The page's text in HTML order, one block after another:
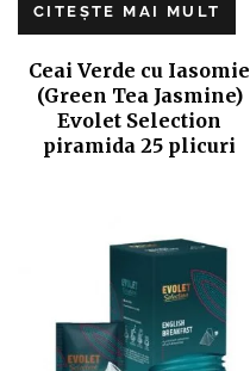
CITEȘTE MAI MULT
Ceai Verde cu Iasomie
(Green Tea Jasmine)
Evolet Selection
piramida 25 plicuri